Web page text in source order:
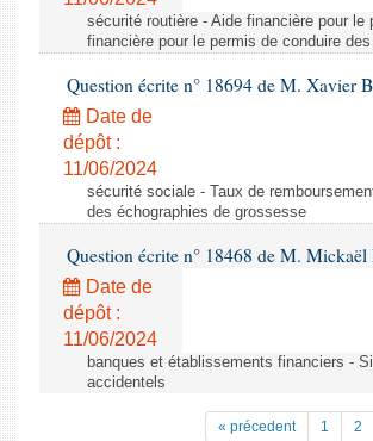
sécurité routière - Aide financière pour
financière pour le permis de conduire
Question écrite n° 18694 de M. Xavier
Date de
dépôt :
11/06/2024
sécurité sociale - Taux de
des échographies de grossesse
Question écrite n° 18468 de M.
Date de
dépôt :
11/06/2024
banques et établissements financiers -
accidentels
« précedent 1 2